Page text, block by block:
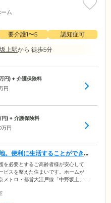
ム
要介護1〜5
認知症可
上駅から 徒歩5分
円) + 介護保険料
円
円) + 介護保険料
万円
。便利に生活することができ
を必要とするご高齢者様が安心して
ビスを整えた住まいです。ホームが
トロ・都営大江戸線「中野坂上」
感じられるスポットがある恵まれ